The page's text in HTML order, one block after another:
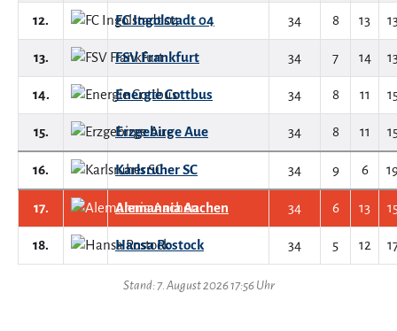
12. FC Ingolstadt 04 34 8 13
13. FSV Frankfurt 34 7 14
14. Energie Cottbus 34 8 11
15. Erzgebirge Aue 34 8 11
16. Karlsruher SC 34 9 6
17. Alemannia Aachen 34 6 13
18. Hansa Rostock 34 5 12
Stand: 7. August 2026 17:56 Uhr